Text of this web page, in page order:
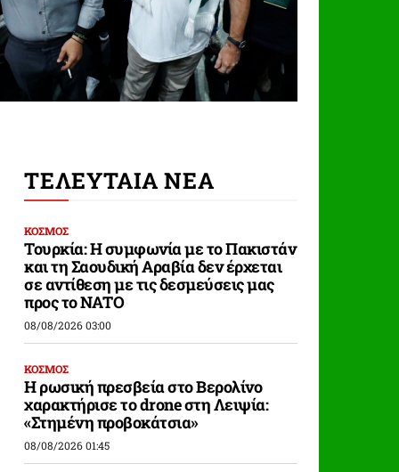
ΤΕΛΕΥΤΑΙΑ ΝΕΑ
ΚΟΣΜΟΣ
Τουρκία: Η συμφωνία με το Πακιστάν
και τη Σαουδική Αραβία δεν έρχεται
σε αντίθεση με τις δεσμεύσεις μας
προς το ΝΑΤΟ
08/08/2026 03:00
ΚΟΣΜΟΣ
Η ρωσική πρεσβεία στο Βερολίνο
χαρακτήρισε το drone στη Λειψία:
«Στημένη προβοκάτσια»
08/08/2026 01:45